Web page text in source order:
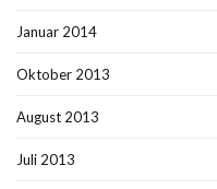
Januar 2014
Oktober 2013
August 2013
Juli 2013